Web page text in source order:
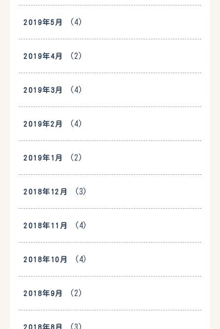
2019年5月 (4)
2019年4月 (2)
2019年3月 (4)
2019年2月 (4)
2019年1月 (2)
2018年12月 (3)
2018年11月 (4)
2018年10月 (4)
2018年9月 (2)
2018年8月 (3)